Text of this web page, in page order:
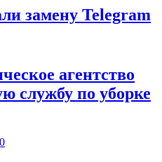
замену Telegram
агентство
службу по уборке
0